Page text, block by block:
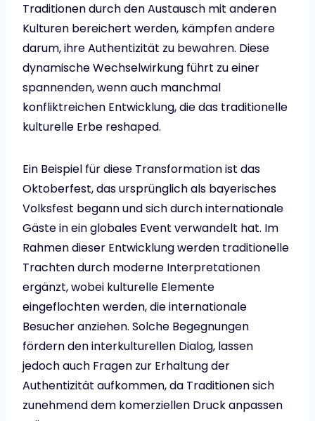
Traditionen durch den Austausch mit anderen
Kulturen bereichert werden, kämpfen andere
darum, ihre Authentizität zu bewahren. Diese
dynamische Wechselwirkung führt zu einer
spannenden, wenn auch manchmal
konfliktreichen Entwicklung, die das traditionelle
kulturelle Erbe reshaped.
Ein Beispiel für diese Transformation ist das
Oktoberfest, das ursprünglich als bayerisches
Volksfest begann und sich durch internationale
Gäste in ein globales Event verwandelt hat. Im
Rahmen dieser Entwicklung werden traditionelle
Trachten durch moderne Interpretationen
ergänzt, wobei kulturelle Elemente
eingeflochten werden, die internationale
Besucher anziehen. Solche Begegnungen
fördern den interkulturellen Dialog, lassen
jedoch auch Fragen zur Erhaltung der
Authentizität aufkommen, da Traditionen sich
zunehmend dem komerziellen Druck anpassen